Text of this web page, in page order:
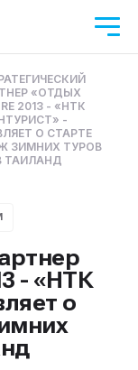
«ОТДЫХ
2013 - «НТК
-
О СТАРТЕ
ЗИМНИХ ТУРОВ
ТАИЛАНД
- «НТК
о